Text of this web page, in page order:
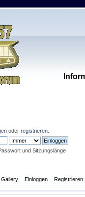
oderregistrieren
und Sitzungslänge
Gallery Einloggen Registrieren